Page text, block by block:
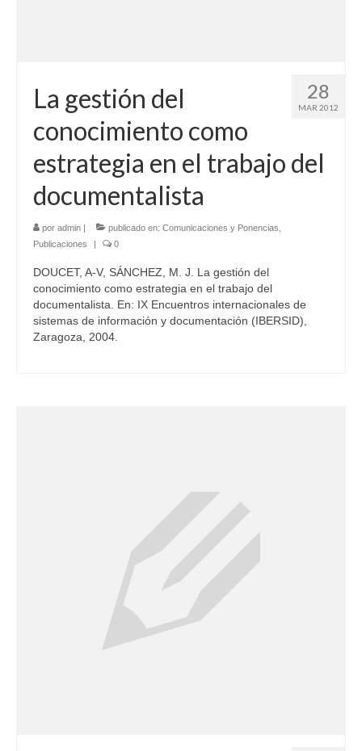
28
MAR 2012
La gestión del
conocimiento como
estrategia en el trabajo del
documentalista
por admin | publicado en: Comunicaciones y Ponencias
Publicaciones
| 0
DOUCET, A-V, SÁNCHEZ, M. J. La gestión del
conocimiento como estrategia en el trabajo del
documentalista. En: IX Encuentros internacionales de
sistemas de información y documentación (IBERSID),
Zaragoza, 2004.